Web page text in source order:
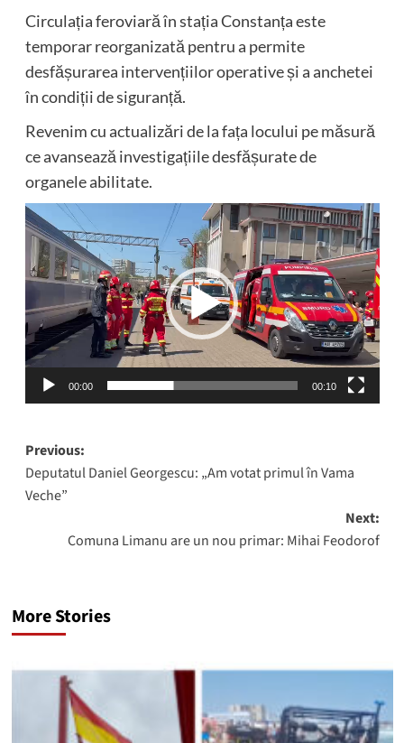
Circulația feroviară în stația Constanța este
temporar reorganizată pentru a permite
desfășurarea intervențiilor operative și a anchetei
în condiții de siguranță.
Revenim cu actualizări de la fața locului pe măsură
ce avansează investigațiile desfășurate de
organele abilitate.
Player
video
00:00 00:10
Post
navigation
Previous:
Deputatul Daniel Georgescu: „Am votat primul în Vama
Veche”
Next:
Comuna Limanu are un nou primar: Mihai Feodorof
More Stories